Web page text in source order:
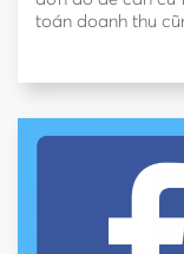
toán doanh thu